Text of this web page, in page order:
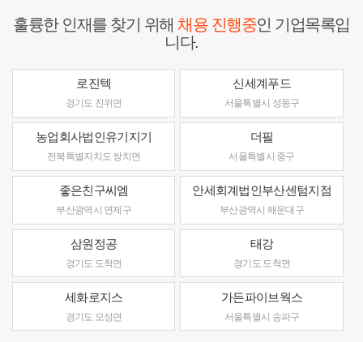
훌륭한 인재를 찾기 위해채용 진행중인 기업목록입
니다.
로진텍
경기도 진위면
신세계푸드
서울특별시 성동구
농업회사법인유기지기
전북특별자치도 쌍치면
더필
서울특별시 중구
좋은친구씨엠
부산광역시 연제구
안세회계법인부산센텀지점
부산광역시 해운대구
삼원정공
경기도 도척면
태강
경기도 도척면
세화로지스
경기도 오성면
가든파이브웍스
서울특별시 송파구